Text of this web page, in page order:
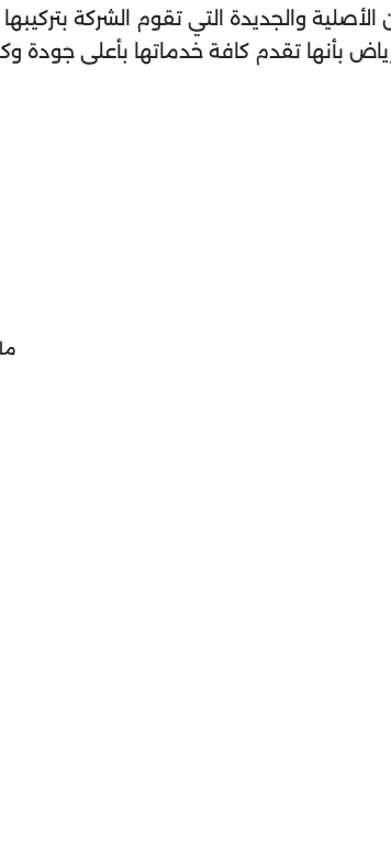
الأصلية والجديدة التي تقوم الشركة
بأنها تقدم كافة خدماتها بأعلى